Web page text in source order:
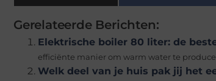
Gerelateerde Berichten:
Elektrische boiler 80 liter: de
efficiënte manier om warm water te
Welk deel van je huis pak jij het